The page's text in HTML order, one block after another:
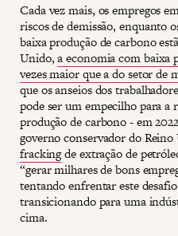
Cada vez mais, os empregos
riscos de demissão, enquanto
baixa produção de carbono
Unido,a economia com baixa
vezes maior que a do setor de
que os anseios dos
pode ser um empecilho para a
produção de carbono - em
governo conservador do
frackingde extração de
“gerar milhares de bons
tentando enfrentar este
transicionando para uma
cima.